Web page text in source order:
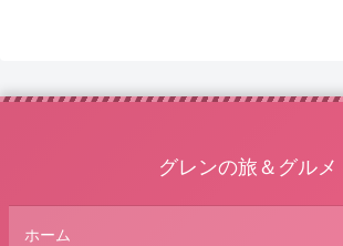
グレンの旅＆グルメ
ホーム